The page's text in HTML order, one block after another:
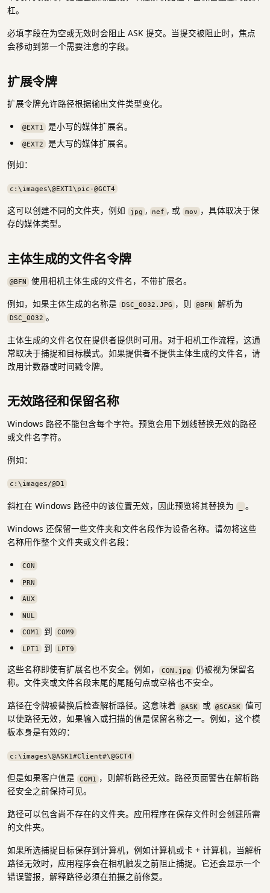
杠。
必填字段在为空或无效时会阻止 ASK 提交。当提交被阻止时，焦点
会移动到第一个需要注意的字段。
扩展令牌
扩展令牌允许路径根据输出文件类型变化。
@EXT1 是小写的媒体扩展名。
@EXT2
是大写的媒体扩展名。
例如：
c:\images\@EXT1\pic-@GCT4
这可以创建不同的文件夹，例如 jpg , nef , 或 mov ，具体取决于保
存的媒体类型。
主体生成的文件名令牌
@BFN 使用相机主体生成的文件名，不带扩展名。
例如，如果主体生成的名称是
DSC_0032.JPG ，则 @BFN 解析为
DSC_0032 。
主体生成的文件名仅在提供者提供时可用。对于相机工作流程，这通
常取决于捕捉和目标模式。如果提供者不提供主体生成的文件名，请
改用计数器或时间戳令牌。
无效路径和保留名称
Windows 路径不能包含每个字符。预览会用下划线替换无效的路径
或文件名字符。
例如：
c:\images/@D1
斜杠在 Windows 路径中的该位置无效，因此预览将其替换为
。
Windows 还保留一些文件夹和文件名段作为设备名称。请勿将这些
名称用作整个文件夹或文件名段：
CON
PRN
AUX
NUL
COM1 到 COM9
LPT1 到 LPT9
这些名称即使有扩展名也不安全。例如， CON.jpg 仍被视为保留名
称。文件夹或文件名段末尾的尾随句点或空格也不安全。
路径在令牌被替换后检查解析路径。这意味着
@ASK 或 @SCASK
值可
以使路径无效，如果输入或扫描的值是保留名称之一。例如，这个模
板本身是有效的：
c:\images\@ASK1#Client#\@GCT4
但是如果客户值是 COM1 ，则解析路径无效。路径页面警告在解析路
径安全之前保持可见。
路径可以包含尚不存在的文件夹。应用程序在保存文件时会创建所需
的文件夹。
如果所选捕捉目标保存到计算机，例如计算机或卡 + 计算机，当解析
路径无效时，应用程序会在相机触发之前阻止捕捉。它还会显示一个
错误警报，解释路径必须在拍摄之前修复。